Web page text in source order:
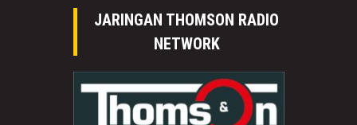
JARINGAN THOMSON RADIO
NETWORK